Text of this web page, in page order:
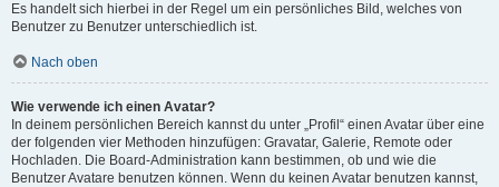
Es handelt sich hierbei in der Regel um ein persönliches Bild, welches von
Benutzer zu Benutzer unterschiedlich ist.
Nach oben
Wie verwende ich einen Avatar?
In deinem persönlichen Bereich kannst du unter „Profil“ einen Avatar über eine
der folgenden vier Methoden hinzufügen: Gravatar, Galerie, Remote oder
Hochladen. Die Board-Administration kann bestimmen, ob und wie die
Benutzer Avatare benutzen können. Wenn du keinen Avatar benutzen kannst,